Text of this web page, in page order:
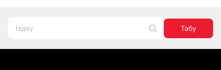
Табу